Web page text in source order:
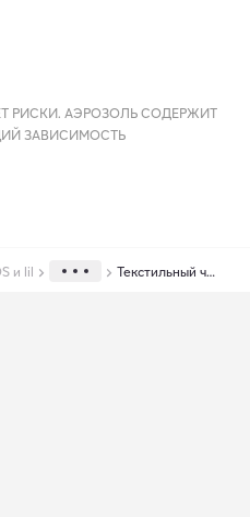
и lil Текстильный чехол для lil SOLID 3.0
РИСКИ. АЭРОЗОЛЬ СОДЕРЖИТ
ЗАВИСИМОСТЬ